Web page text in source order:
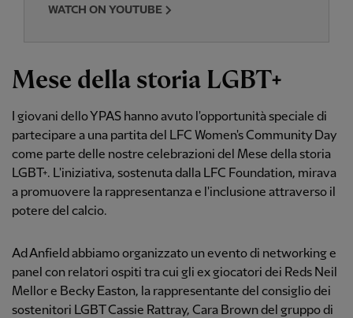
WATCH ON YOUTUBE
Mese della storia LGBT+
I giovani dello YPAS hanno avuto l'opportunità speciale di
partecipare a una partita del LFC Women's Community Day
come parte delle nostre celebrazioni del Mese della storia
LGBT+. L'iniziativa, sostenuta dalla LFC Foundation, mirava
a promuovere la rappresentanza e l'inclusione attraverso il
potere del calcio.
Ad Anfield abbiamo organizzato un evento di networking e
panel con relatori ospiti tra cui gli ex giocatori dei Reds Neil
Mellor e Becky Easton, la rappresentante del consiglio dei
sostenitori LGBT Cassie Rattray, Cara Brown del gruppo di